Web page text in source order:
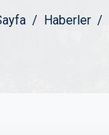
Haberler